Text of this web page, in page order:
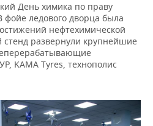
День химика по праву
ледового дворца была
нефтехимической
стенд развернули крупнейшие
KAMA Tyres, технополис